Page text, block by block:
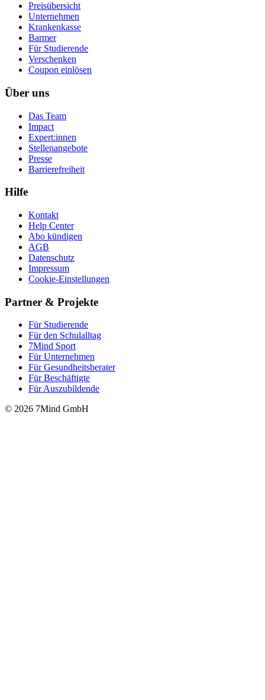
Preisübersicht
Unternehmen
Krankenkasse
Barmer
Für Studierende
Ver­schen­ken
Coupon einlösen
Über uns
Das Team
Impact
Expert:innen
Stellenangebote
Presse
Barrierefreiheit
Hilfe
Kontakt
Help Center
Abo kündigen
AGB
Datenschutz
Impressum
Cookie-Einstellungen
Partner & Projekte
Für Stu­die­rende
Für den Schulalltag
7Mind Sport
Für Unter­neh­men
Für Gesund­heits­be­ra­ter
Für Beschäftigte
Für Auszubildende
© 2026 7Mind GmbH